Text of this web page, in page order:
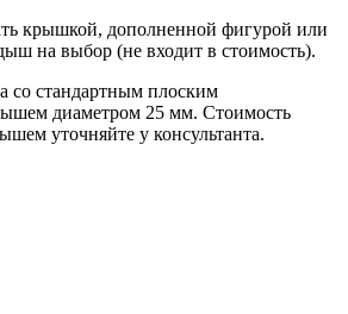
крышкой, дополненной фигурой или
на выбор (не входит в стоимость).
со стандартным плоским
диаметром 25 мм. Стоимость
уточняйте у консультанта.